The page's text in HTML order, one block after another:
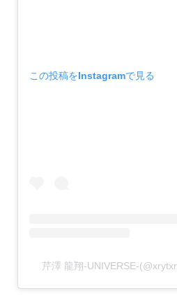
この投稿をInstagramで見る
芹澤 龍翔-UNIVERSE-